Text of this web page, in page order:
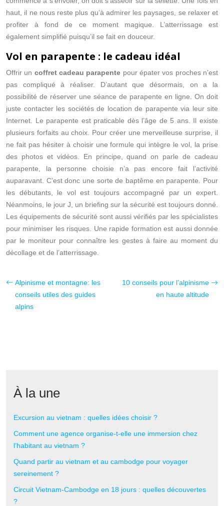
haut, il ne nous reste plus qu’à admirer les paysages, se relaxer et
profiter à fond de ce moment magique. L’atterrissage est
également simplifié puisqu’il se fait en douceur.
Vol en parapente : le cadeau idéal
Offrir un coffret cadeau parapente pour épater vos proches n’est
pas compliqué à réaliser. D’autant que désormais, on a la
possibilité de réserver une séance de parapente en ligne. On doit
juste contacter les sociétés de location de parapente via leur site
Internet. Le parapente est praticable dès l’âge de 5 ans. Il existe
plusieurs forfaits au choix. Pour créer une merveilleuse surprise, il
ne fait pas hésiter à choisir une formule qui intègre le vol, la prise
des photos et vidéos. En principe, quand on parle de cadeau
parapente, la personne choisie n’a pas encore fait l’activité
auparavant. C’est donc une sorte de baptême en parapente. Pour
les débutants, le vol est toujours accompagné par un expert.
Néanmoins, le jour J, un briefing sur la sécurité est toujours donné.
Les équipements de sécurité sont aussi vérifiés par les spécialistes
pour minimiser les risques. Une rapide formation est aussi donnée
par le moniteur pour connaître les gestes à faire au moment du
décollage et de l’atterrissage.
Alpinisme et montagne: les
conseils utiles des guides
alpins
10 conseils pour l’alpinisme
en haute altitude
À la une
Excursion au vietnam : quelles idées choisir ?
Comment une agence organise-t-elle une immersion chez
l’habitant au vietnam ?
Quand partir au vietnam et au cambodge pour voyager
sereinement ?
Circuit Vietnam-Cambodge en 18 jours : quelles découvertes
?